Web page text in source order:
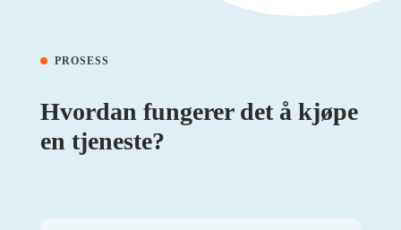
PROSESS
Hvordan fungerer det å kjøpe
en tjeneste?